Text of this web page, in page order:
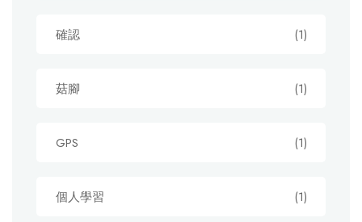
確認 (1)
菇腳 (1)
GPS (1)
個人學習 (1)